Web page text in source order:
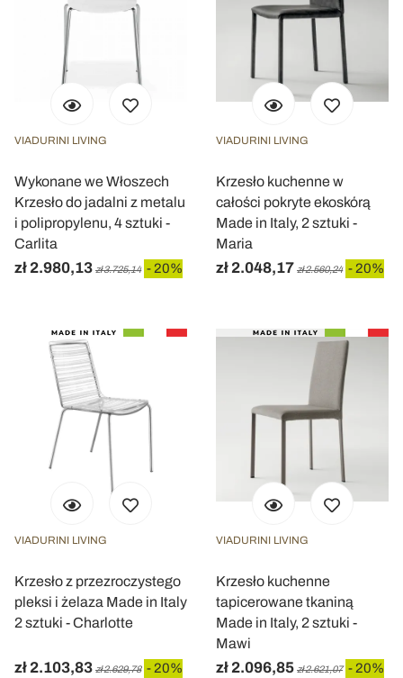
VIADURINI LIVING
Wykonane we Włoszech
Krzesło do jadalni z metalu
i polipropylenu, 4 sztuki -
Carlita
zł 2.980,13 zł 3.725,14 - 20%
VIADURINI LIVING
Krzesło kuchenne w
całości pokryte ekoskórą
Made in Italy, 2 sztuki -
Maria
zł 2.048,17 zł 2.560,24 - 20%
VIADURINI LIVING
Krzesło z przezroczystego
pleksi i żelaza Made in Italy
2 sztuki - Charlotte
zł 2.103,83 zł 2.629,78 - 20%
VIADURINI LIVING
Krzesło kuchenne
tapicerowane tkaniną
Made in Italy, 2 sztuki -
Mawi
zł 2.096,85 zł 2.621,07 - 20%